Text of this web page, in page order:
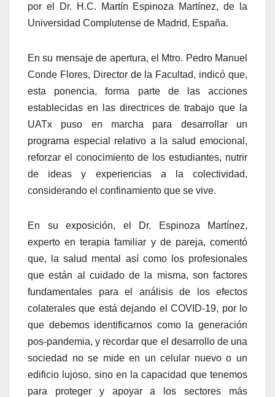
por el Dr. H.C. Martín Espinoza Martínez, de la
Universidad Complutense de Madrid, España.
En su mensaje de apertura, el Mtro. Pedro Manuel
Conde Flores, Director de la Facultad, indicó que,
esta ponencia, forma parte de las acciones
establecidas en las directrices de trabajo que la
UATx puso en marcha para desarrollar un
programa especial relativo a la salud emocional,
reforzar el conocimiento de los estudiantes, nutrir
de ideas y experiencias a la colectividad,
considerando el confinamiento que se vive.
En su exposición, el Dr. Espinoza Martínez,
experto en terapia familiar y de pareja, comentó
que, la salud mental así como los profesionales
que están al cuidado de la misma, son factores
fundamentales para el análisis de los efectos
colaterales que está dejando el COVID-19, por lo
que debemos identificarnos como la generación
pos-pandemia, y recordar que el desarrollo de una
sociedad no se mide en un celular nuevo o un
edificio lujoso, sino en la capacidad que tenemos
para proteger y apoyar a los sectores más